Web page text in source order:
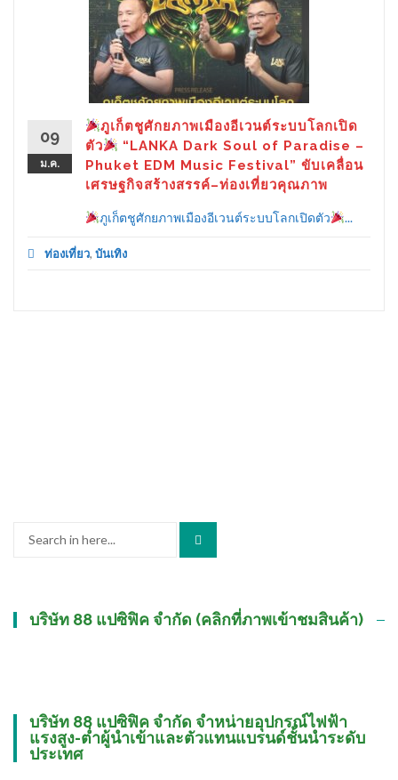
09
ม.ค.
ภูเก็ตชูศักยภาพเมืองอีเวนต์ระบบโลกเปิด
ตัว
“LANKA Dark Soul of Paradise –
Phuket EDM Music Festival” ขับเคลื่อน
เศรษฐกิจสร้างสรรค์–ท่องเที่ยวคุณภาพ
ภูเก็ตชูศักยภาพเมืองอีเวนต์ระบบโลกเปิดตัว ...
ท่องเที่ยว, บันเทิง
บริษัท 88 แปซิฟิค จำกัด (คลิกที่ภาพเข้าชมสินค้า)
บริษัท 88 แปซิฟิค จำกัด จำหน่ายอุปกรณ์ไฟฟ้า
แรงสูง-ต่ำผู้นำเข้าและตัวแทนแบรนด์ชั้นนำระดับ
ประเทศ